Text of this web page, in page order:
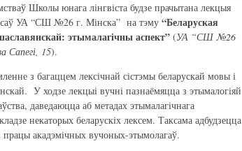
Школы юнага лінгвіста будзе прачытана лекцыя
УА “СШ №26 г. Мінска” на тэму “Беларуская
этымалагічны аспект” (УА “СШ №26
Сапегі, 15).
з багаццем лексічнай сістэмы беларускай мовы і
У ходзе лекцыі вучні пазнаёмяцца з этымалогіяй
даведаюцца аб метадах этымалагічнага
некаторых беларускіх лексем. Таксама адбудзецца
працы акадэмічных вучоных-этымолагаў.